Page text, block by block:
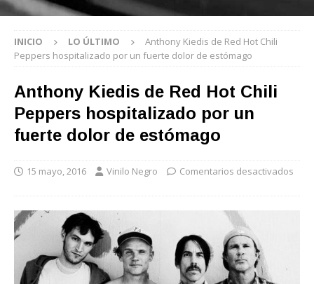
INICIO LO ÚLTIMO
Anthony Kiedis de Red Hot Chili
Peppers hospitalizado por un fuerte dolor de estómago
Anthony Kiedis de Red Hot Chili
Peppers hospitalizado por un
fuerte dolor de estómago
15 mayo, 2016 Vinilo Negro Comentarios desactivados